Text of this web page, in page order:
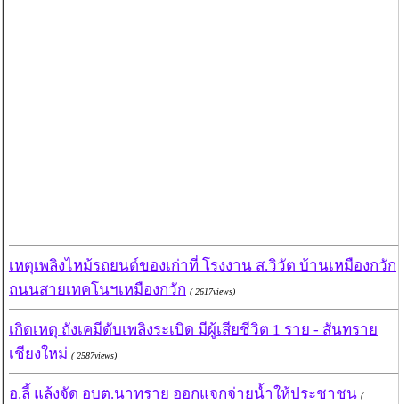
เหตุเพลิงไหม้รถยนต์ของเก่าที่ โรงงาน ส.วิวัต บ้านเหมืองกวัก
ถนนสายเทคโนฯเหมืองกวัก ( 2617views)
เกิดเหตุ ถังเคมีดับเพลิงระเบิด มีผู้เสียชีวิต 1 ราย - สันทราย
เชียงใหม่ ( 2587views)
อ.ลี้ แล้งจัด อบต.นาทราย ออกแจกจ่ายน้ำให้ประชาชน (